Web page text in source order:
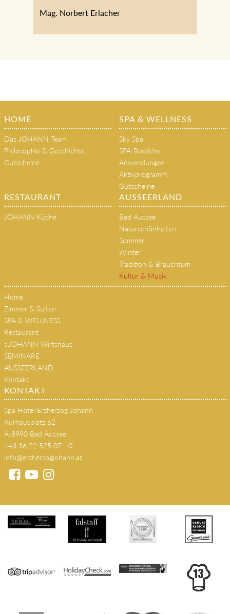
HOME
Das JOHANN Team
Philosophie & Geschichte
SPA & WELLNESS
Sky Spa
SPA-Bereiche
Anwendungen
Aktivprogramm
Gutscheine
RESTAURANT AUSSEERLAND
Bad Aussee
Naturschönheiten
Sommer
Winter
Tradition & Brauchtum
Kultur & Musik
Home
Zimmer & Suiten
SPA & WELLNESS
Restaurant
s'JOHANN Wirtshaus
SEMINARE
AUSSEERLAND
Kontakt
KONTAKT
Spa Hotel Erzherzog Johann
Kurhausplatz 62
A-8990 Bad Aussee
+43 36 22 525 07 - 0
info@erzherzogjohann.at